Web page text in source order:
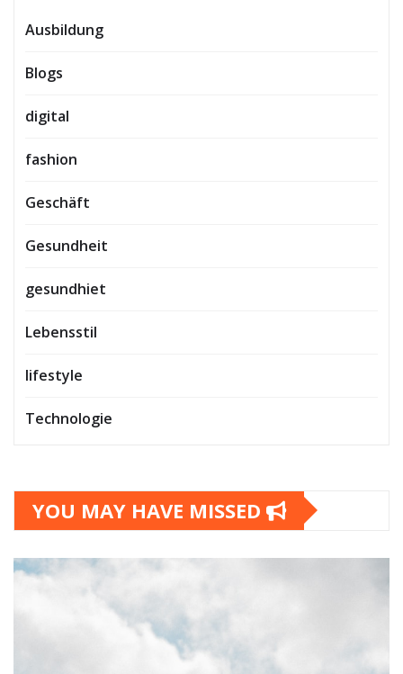
Ausbildung
Blogs
digital
fashion
Geschäft
Gesundheit
gesundhiet
Lebensstil
lifestyle
Technologie
YOU MAY HAVE MISSED